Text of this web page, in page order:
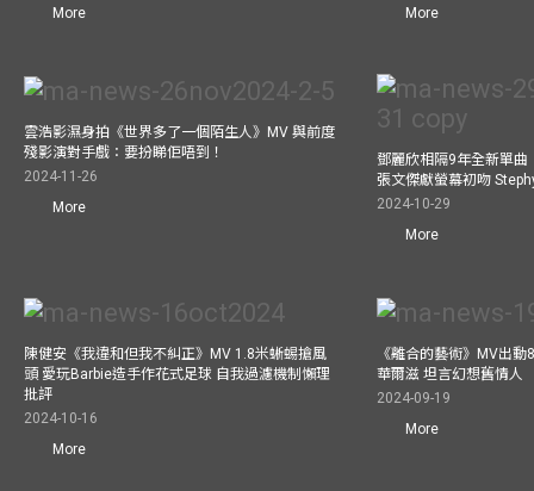
More
More
雲浩影濕身拍《世界多了一個陌生人》MV 與前度
殘影演對手戲：要扮睇佢唔到！
2024-11-26
More
鄧麗欣相隔9年全新單曲
張文傑獻螢幕初吻
2024-10-29
More
陳健安《我違和但我不糾正》MV 1.8米蜥蜴搶風
頭 愛玩Barbie造手作花式足球 自我過濾機制懶理
批評
2024-10-16
More
《離合的藝術》MV出
華爾滋 坦言幻想舊情人
2024-09-19
More